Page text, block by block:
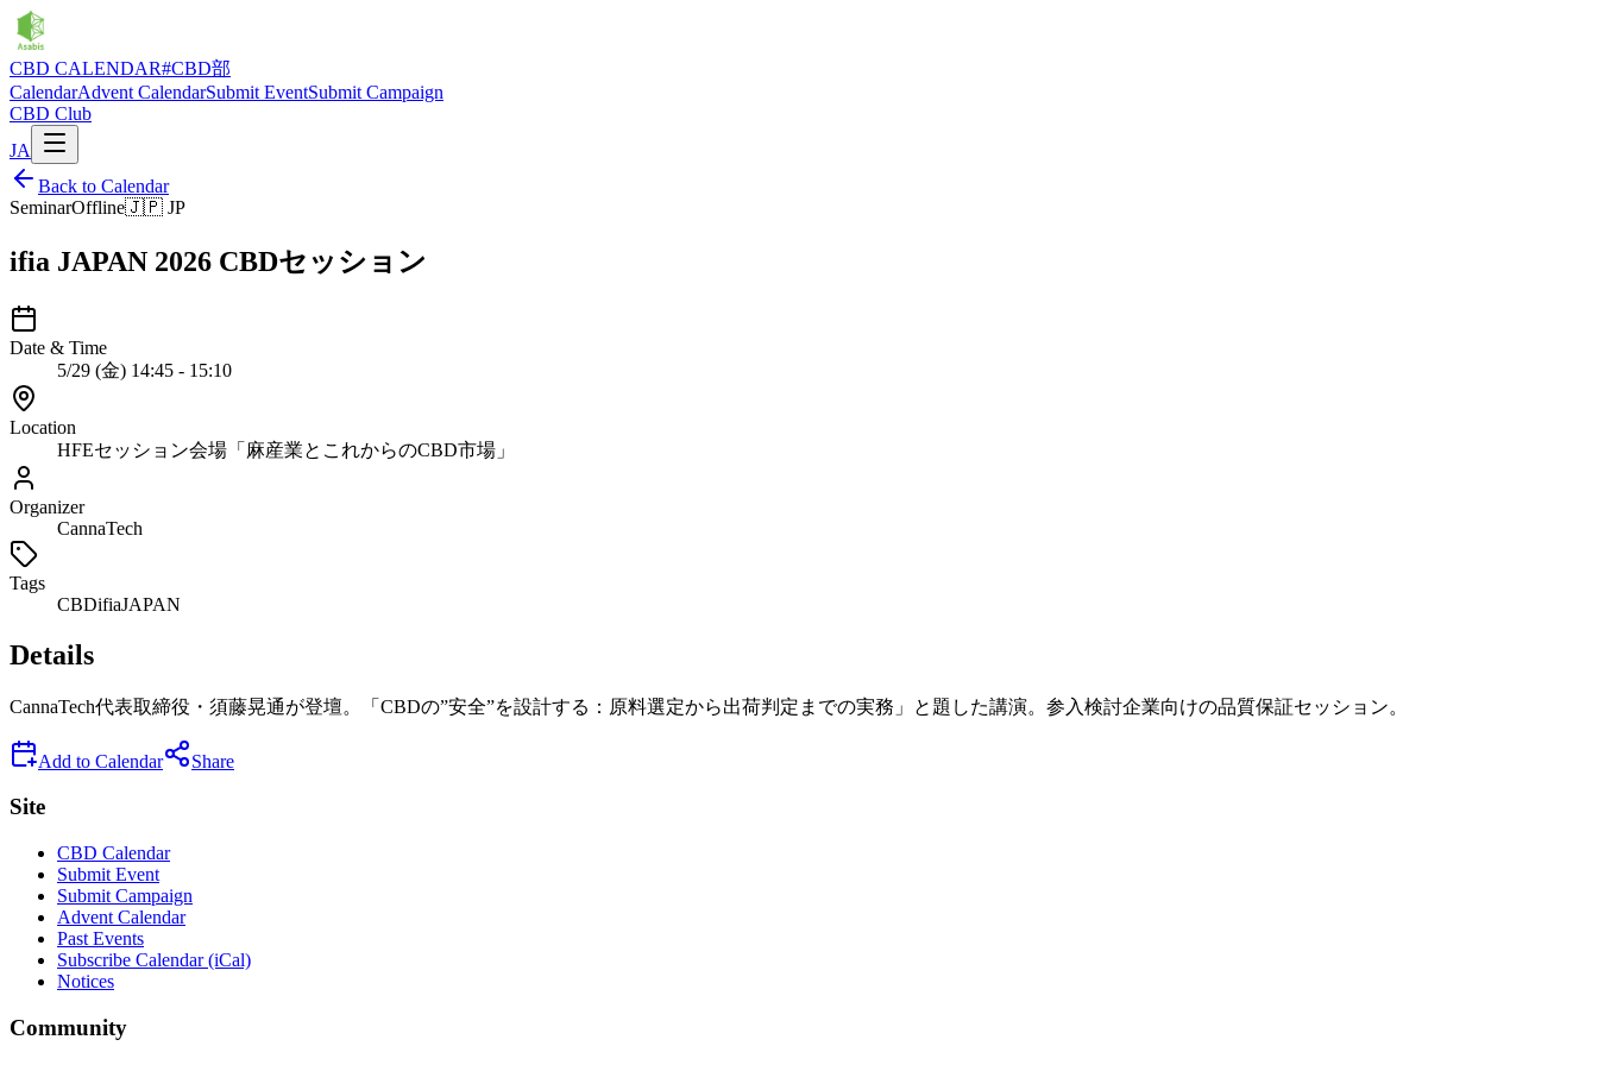
CBD CALENDAR#CBD部
CalendarAdvent CalendarSubmit EventSubmit Campaign
CBD Club
JA
Back to Calendar
SeminarOffline🇯🇵 JP
ifia JAPAN 2026 CBDセッション
Date & Time
5/29 (金) 14:45 - 15:10
Location
HFEセッション会場「麻産業とこれからのCBD市場」
Organizer
CannaTech
Tags
CBDifiaJAPAN
Details
CannaTech代表取締役・須藤晃通が登壇。「CBDの”安全”を設計する：原料選定から出荷判定までの実務」と題した講演。参入検討企業向けの品質保証セッション。
Add to Calendar Share
Site
CBD Calendar
Submit Event
Submit Campaign
Advent Calendar
Past Events
Subscribe Calendar (iCal)
Notices
Community